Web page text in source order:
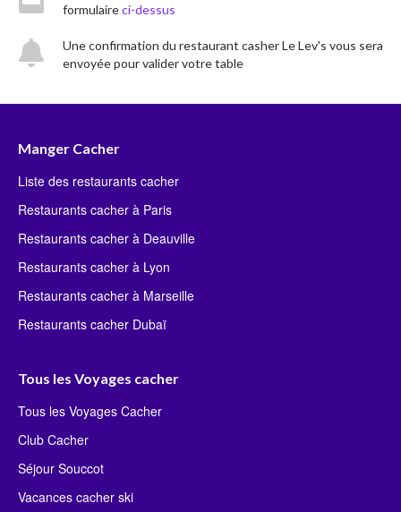
formulaireci-dessus
Une confirmation du restaurant casher Le Lev's vous sera
envoyée pour valider votre table
Manger Cacher
Liste des restaurants cacher
Restaurants cacher à Paris
Restaurants cacher à Deauville
Restaurants cacher à Lyon
Restaurants cacher à Marseille
Restaurants cacher Dubaï
Tous les Voyages cacher
Tous les Voyages Cacher
Club Cacher
Séjour Souccot
Vacances cacher ski